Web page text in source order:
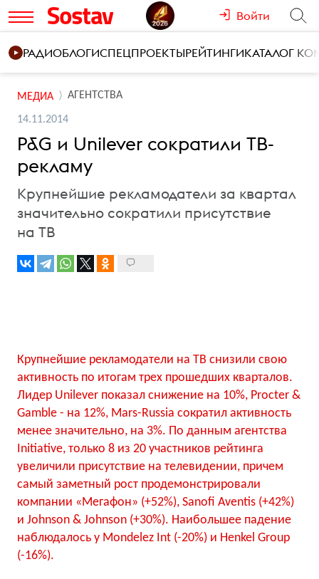
Войти
РАДИОБЛОГИСПЕЦПРОЕКТЫРЕЙТИНГИКАТАЛОГ
МЕДИА АГЕНТСТВА
14.11.2014
P&G и Unilever сократили ТВ-
рекламу
Крупнейшие рекламодатели за квартал
значительно сократили присутствие
на ТВ
Крупнейшие рекламодатели на ТВ снизили свою
активность по итогам трех прошедших кварталов.
Лидер Unilever показал снижение на 10%, Procter &
Gamble - на 12%, Mars-Russia сократил активность
менее значительно, на 3%. По данным агентства
Initiative, только 8 из 20 участников рейтинга
увеличили присутствие на телевидении, причем
самый заметный рост продемонстрировали
компании «Мегафон» (+52%), Sanofi Aventis (+42%)
и Johnson & Johnson (+30%). Наибольшее падение
наблюдалось у Mondelez Int (-20%) и Henkel Group
(-16%).